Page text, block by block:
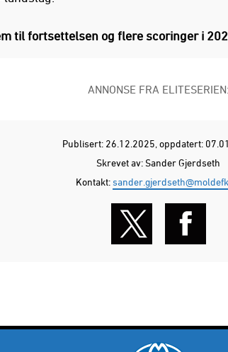
til fortsettelsen og flere scoringer i
ANNONSE FRA ELITESERIEN:
Publisert: 26.12.2025 , oppdatert:
Skrevet av: Sander Gjerdseth
Kontakt: